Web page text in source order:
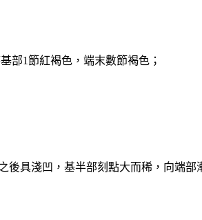
部1節紅褐色，端末數節褐色；
具淺凹，基半部刻點大而稀，向端部